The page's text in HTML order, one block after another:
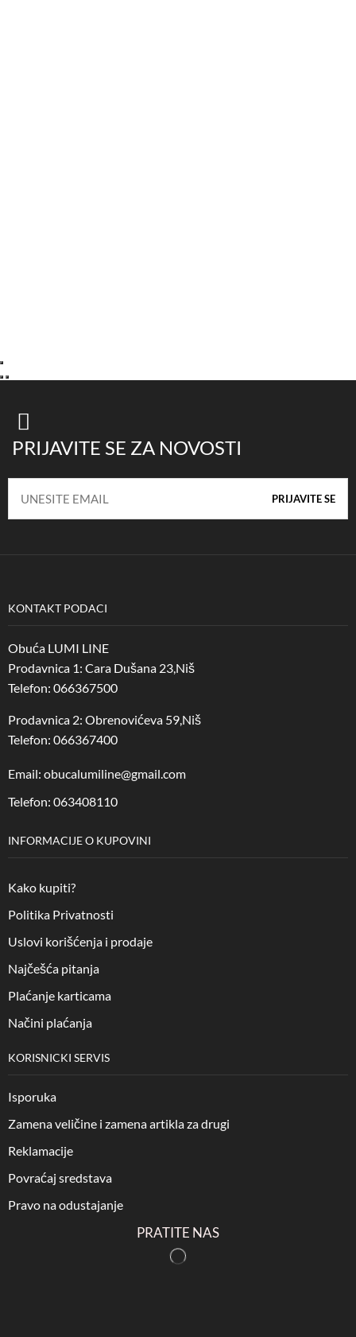
PRIJAVITE SE ZA NOVOSTI
KONTAKT PODACI
Obuća LUMI LINE
Prodavnica 1: Cara Dušana 23,Niš
Telefon: 066367500
Prodavnica 2: Obrenovićeva 59,Niš
Telefon: 066367400
Email: obucalumiline@gmail.com
Telefon: 063408110
INFORMACIJE O KUPOVINI
Kako kupiti?
Politika Privatnosti
Uslovi korišćenja i prodaje
Najčešća pitanja
Plaćanje karticama
Načini plaćanja
KORISNICKI SERVIS
Isporuka
Zamena veličine i zamena artikla za drugi
Reklamacije
Povraćaj sredstava
Pravo na odustajanje
PRATITE NAS